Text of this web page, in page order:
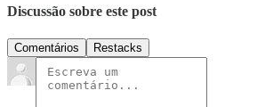
Discussão sobre este post
Comentários Restacks